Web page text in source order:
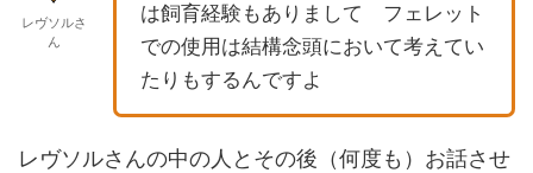
レヴソルさ
ん
は飼育経験もありまして フェレット
での使用は結構念頭において考えてい
たりもするんですよ
レヴソルさんの中の人とその後（何度も）お話させ